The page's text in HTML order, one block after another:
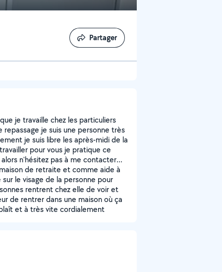
Partager
Partager
je travaille chez les particuliers
je suis une personne très
je suis libre les après-midi de la
pour vous je pratique ce
n'hésitez pas à me contacter...
de retraite et comme aide à
le visage de la personne pour
rentrent chez elle de voir et
de rentrer dans une maison où ça
et à très vite cordialement